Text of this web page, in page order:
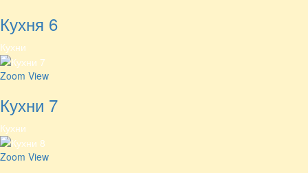
Кухня 6
Кухни
Zoom View
Кухни 7
Кухни
Zoom View